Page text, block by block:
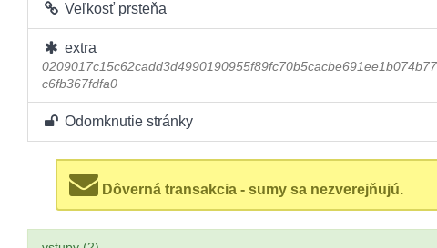
Veľkosť prsteňa
extra
c6fb367fdfa0
Odomknutie stránky
Dôverná transakcia - sumy sa nezverejňujú.